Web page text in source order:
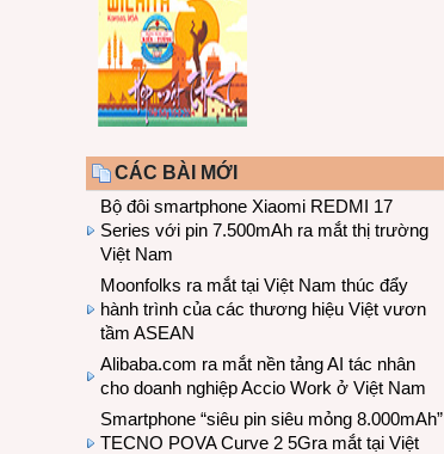
CÁC BÀI MỚI
Bộ đôi smartphone Xiaomi REDMI 17
Series với pin 7.500mAh ra mắt thị trường
Việt Nam
Moonfolks ra mắt tại Việt Nam thúc đẩy
hành trình của các thương hiệu Việt vươn
tầm ASEAN
Alibaba.com ra mắt nền tảng AI tác nhân
cho doanh nghiệp Accio Work ở Việt Nam
Smartphone “siêu pin siêu mỏng 8.000mAh”
TECNO POVA Curve 2 5Gra mắt tại Việt